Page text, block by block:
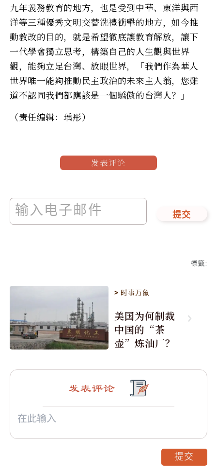
九年義務教育的地方，也是受到中華、東洋與西
洋等三種優秀文明交替洗禮衝擊的地方，如今推
動教改的目的，就是希望徹底讓教育解放，讓下
一代學會獨立思考，構築自己的人生觀與世界
觀，能夠立足台灣、放眼世界，「我們作為華人
世界唯一能夠推動民主政治的未來主人翁，您難
道不認同我們都應該是一個驕傲的台灣人？」
（责任编辑：瑀彤）
发表评论
提交
標籤:
> 时事万象
美国为何制裁
中国的“茶
壶”炼油厂？
发表评论
提交